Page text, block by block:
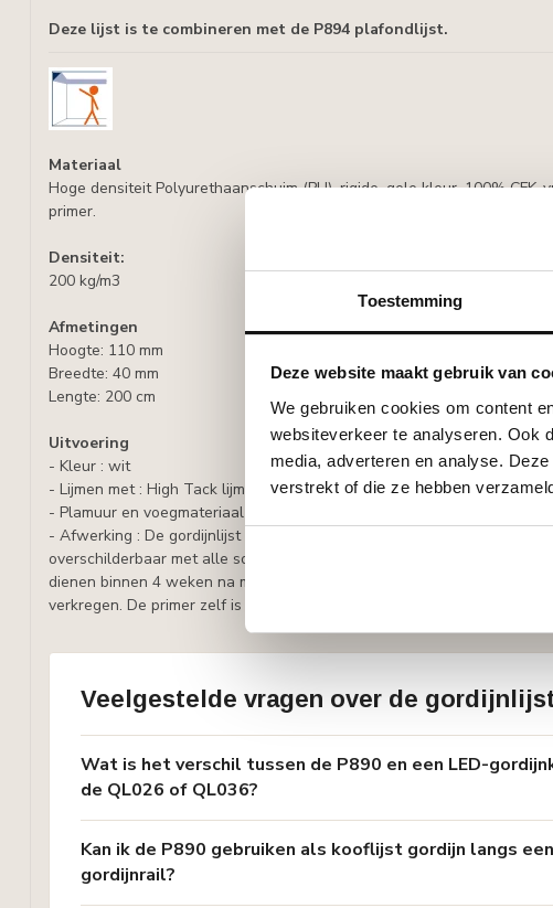
Toestemming
Deze website maakt gebruik van
We gebruiken cookies om content
websiteverkeer te analyseren. Ook
media, adverteren en analyse.
verstrekt of die ze hebben
Deze lijst is te combineren met de P894 plafondlijst.
Materiaal
Hoge densiteit Polyurethaanschuim (PU), rigide, gele kleur, 100%
primer.
Densiteit:
200 kg/m3
Afmetingen
Hoogte: 110 mm
Breedte: 40 mm
Lengte: 200 cm
Uitvoering
- Kleur : wit
- Lijmen met : High Tack lijm, lijmverbruik: 7 - 8 meter lijst per lijmkoker.
- Plamuur en voegmateriaal : Adefix
- Afwerking : De gordijnlijst is voorbehandeld met een watergedragen
overschilderbaar met alle soorten verf met uitzondering van
dienen binnen 4 weken na montage te worden geschilderd, hierdoor
verkregen. De primer zelf is niet kleurvast.
Veelgestelde vragen over de
Wat is het verschil tussen de P890 en een LED-
de QL026 of QL036?
Kan ik de P890 gebruiken als kooflijst gordijn langs
gordijnrail?